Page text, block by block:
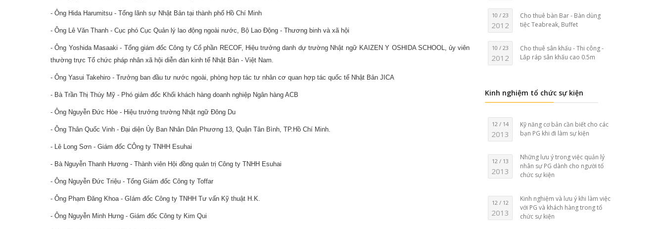
- Ông Hida Harumitsu - Tổng lãnh sự Nhật Bản tại thành phố Hồ Chí Minh
- Ông Lê Văn Thanh - Cục phó Cục Quản lý lao động ngoài nước, Bộ Lao Động - Thương binh và xã hội
- Ông Yoshida Masaaki - Tổng giám đốc Công ty Cổ phần RECOF, Hiệu trưởng danh dự trường Nhật ngữ KAIZEN Y OSHIDA SCHOOL, ủy viên
thường trực Tổ chức pháp nhân xã hội diễn đàn kinh tế Nhật Bản - Việt Nam.
- Ông Yasui Takehiro - Trưởng ban đầu tư nước ngoài, phòng hợp tác tư nhân cơ quan hợp tác quốc tế Nhật Bản JICA
- Bà Trần Thị Thúy Mỹ - Phó giảm đốc Khối khách hàng doanh nghiệp Ngân hàng ACB
- Ông Nguyễn Đức Hòe - Hiệu trưởng trường Nhật ngữ Đông Du
- Ông Thân Quốc Vinh - Đại diện Ủy Ban Nhân Dân Phương 13, Quận Tân Bình, TP.Hồ Chí Minh.
- Lê Long Sơn - Giám đốc CÔng ty TNHH Esuhai
- Bà Nguyễn Thanh Hương - Thành viên Hội đồng quản trị Công ty TNHH Esuhai
- Ông Nguyễn Đức Triệu - Tổng Giám đốc Công ty Toffar
- Ông Phạm Đăng Khoa - GIám đốc Công ty TNHH Tư vấn Kỹ thuật H.K.
- Ông Nguyễn Minh Hưng - Giám đốc Công ty Kim Qui
10 / 23
2012
Cho thuê bàn Bar - Bàn dùng
tiệc Teabreak, Buffet
10 / 23
2012
Cho thuê sân khấu - Thi công -
Lắp ráp sân khấu cao 0.5m
Kinh nghiệm tổ chức sự kiện
12 / 14
2013
Kỹ năng cơ bản cần biết cho các
bạn PG khi đi làm sự kiện
12 / 13
2013
Những lưu ý trong việc quản lý
nhân sự PG dành cho người tổ
chức sự kiện
12 / 12
2013
Kinh nghiệm và lưu ý khi làm việc
với PG và khách hàng trong tổ
chức sự kiện